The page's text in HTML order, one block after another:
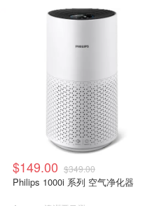
$149.00 $349.00
Philips 1000i 系列 空气净化器